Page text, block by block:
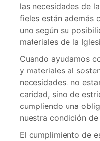
las necesidades de
fieles están además
uno según su
materiales de la
Cuando ayudamos
y materiales al
necesidades, no
caridad, sino de
cumpliendo una
nuestra condición
El cumplimiento de